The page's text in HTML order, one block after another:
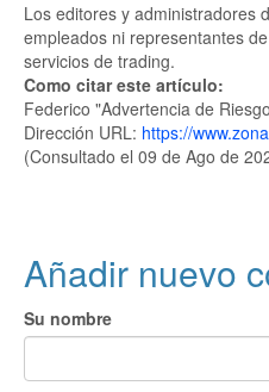
Los editores y administradores
empleados ni representantes
servicios de trading.
Como citar este artículo:
Federico "Advertencia de
Dirección URL: https://
(Consultado el 09 de Ago de
Añadir nuevo
Su nombre